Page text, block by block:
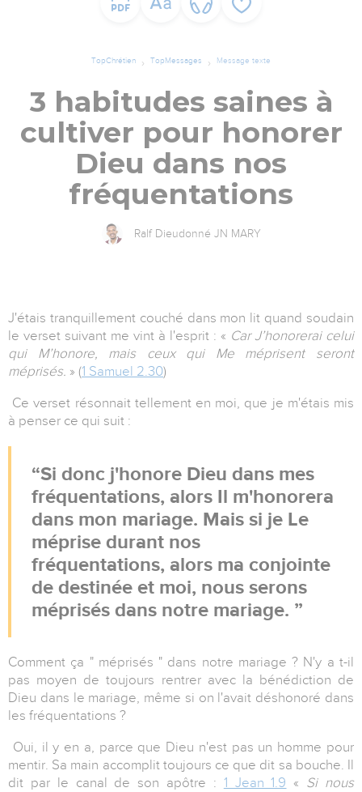
TopChrétien TopMessages Message texte
3 habitudes saines à
cultiver pour honorer
Dieu dans nos
fréquentations
Ralf Dieudonné JN MARY
J'étais tranquillement couché dans mon lit quand soudain
le verset suivant me vint à l'esprit : « Car J’honorerai celui
qui M’honore, mais ceux qui Me méprisent seront
méprisés. » (1 Samuel 2.30)
Ce verset résonnait tellement en moi, que je m'étais mis
à penser ce qui suit :
Si donc j'honore Dieu dans mes
fréquentations, alors Il m'honorera
dans mon mariage. Mais si je Le
méprise durant nos
fréquentations, alors ma conjointe
de destinée et moi, nous serons
méprisés dans notre mariage.
Comment ça " méprisés " dans notre mariage ? N'y a t-il
pas moyen de toujours rentrer avec la bénédiction de
Dieu dans le mariage, même si on l'avait déshonoré dans
les fréquentations ?
Oui, il y en a, parce que Dieu n'est pas un homme pour
mentir. Sa main accomplit toujours ce que dit sa bouche. Il
dit par le canal de son apôtre : 1 Jean 1.9 « Si nous